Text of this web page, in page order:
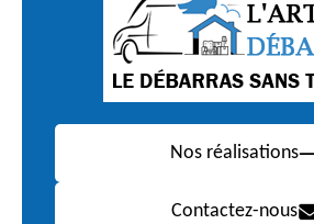
Nos réalisations
Contactez-nous